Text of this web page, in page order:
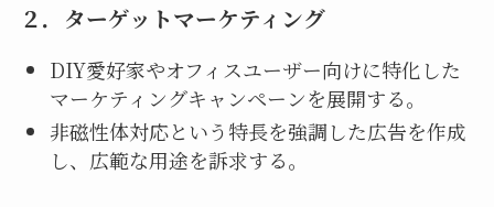
２． ターゲットマーケティング
DIY愛好家やオフィスユーザー向けに特化した
マーケティングキャンペーンを展開する。
非磁性体対応という特長を強調した広告を作成
し、広範な用途を訴求する。